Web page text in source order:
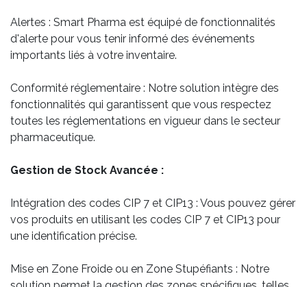
Alertes : Smart Pharma est équipé de fonctionnalités
d'alerte pour vous tenir informé des événements
importants liés à votre inventaire.
Conformité réglementaire : Notre solution intègre des
fonctionnalités qui garantissent que vous respectez
toutes les réglementations en vigueur dans le secteur
pharmaceutique.
Gestion de Stock Avancée :
Intégration des codes CIP 7 et CIP13 : Vous pouvez gérer
vos produits en utilisant les codes CIP 7 et CIP13 pour
une identification précise.
Mise en Zone Froide ou en Zone Stupéfiants : Notre